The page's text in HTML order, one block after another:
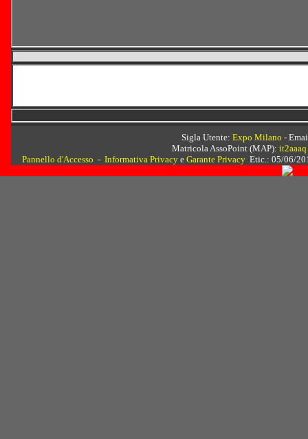
Sigla Utente: Expo Milano -
Matricola AssoPoint (MAP): it2aaaq
Pannello d'Accesso - Informativa Privacy e Garante Privacy Etic.: 05/06/